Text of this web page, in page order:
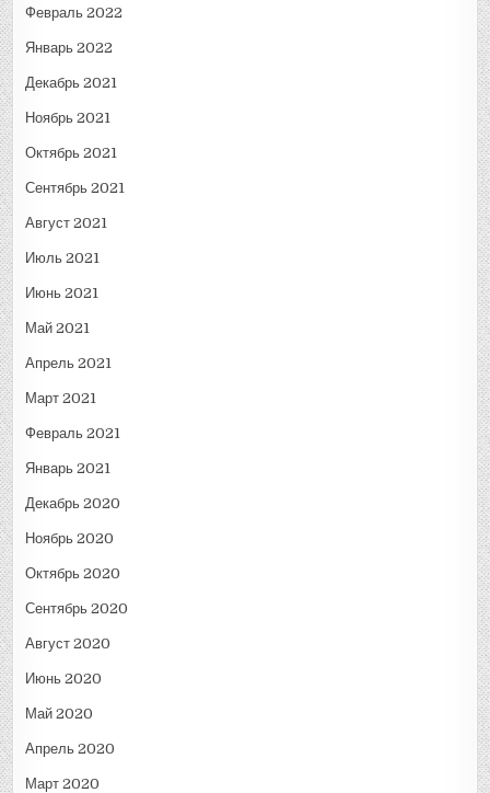
Февраль 2022
Январь 2022
Декабрь 2021
Ноябрь 2021
Октябрь 2021
Сентябрь 2021
Август 2021
Июль 2021
Июнь 2021
Май 2021
Апрель 2021
Март 2021
Февраль 2021
Январь 2021
Декабрь 2020
Ноябрь 2020
Октябрь 2020
Сентябрь 2020
Август 2020
Июнь 2020
Май 2020
Апрель 2020
Март 2020